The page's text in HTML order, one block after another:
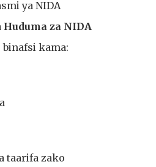
ya NIDA
Huduma za NIDA
kama:
taarifa zako